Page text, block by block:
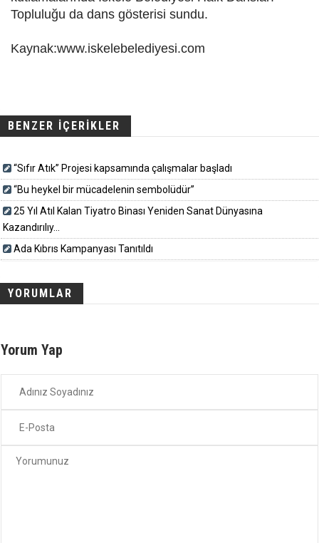
Topluluğu da dans gösterisi sundu.
Kaynak:www.iskelebelediyesi.com
BENZER İÇERİKLER
“Sıfır Atık” Projesi kapsamında çalışmalar başladı
“Bu heykel bir mücadelenin sembolüdür”
25 Yıl Atıl Kalan Tiyatro Binası Yeniden Sanat Dünyasına
Kazandırılıy...
Ada Kıbrıs Kampanyası Tanıtıldı
YORUMLAR
Yorum Yap